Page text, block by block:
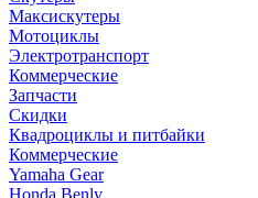
Максискутеры
Мотоциклы
Электротранспорт
Коммерческие
Запчасти
Скидки
Квадроциклы и питбайки
Коммерческие
Yamaha Gear